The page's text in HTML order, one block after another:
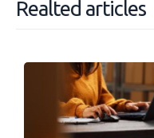
Realted articles